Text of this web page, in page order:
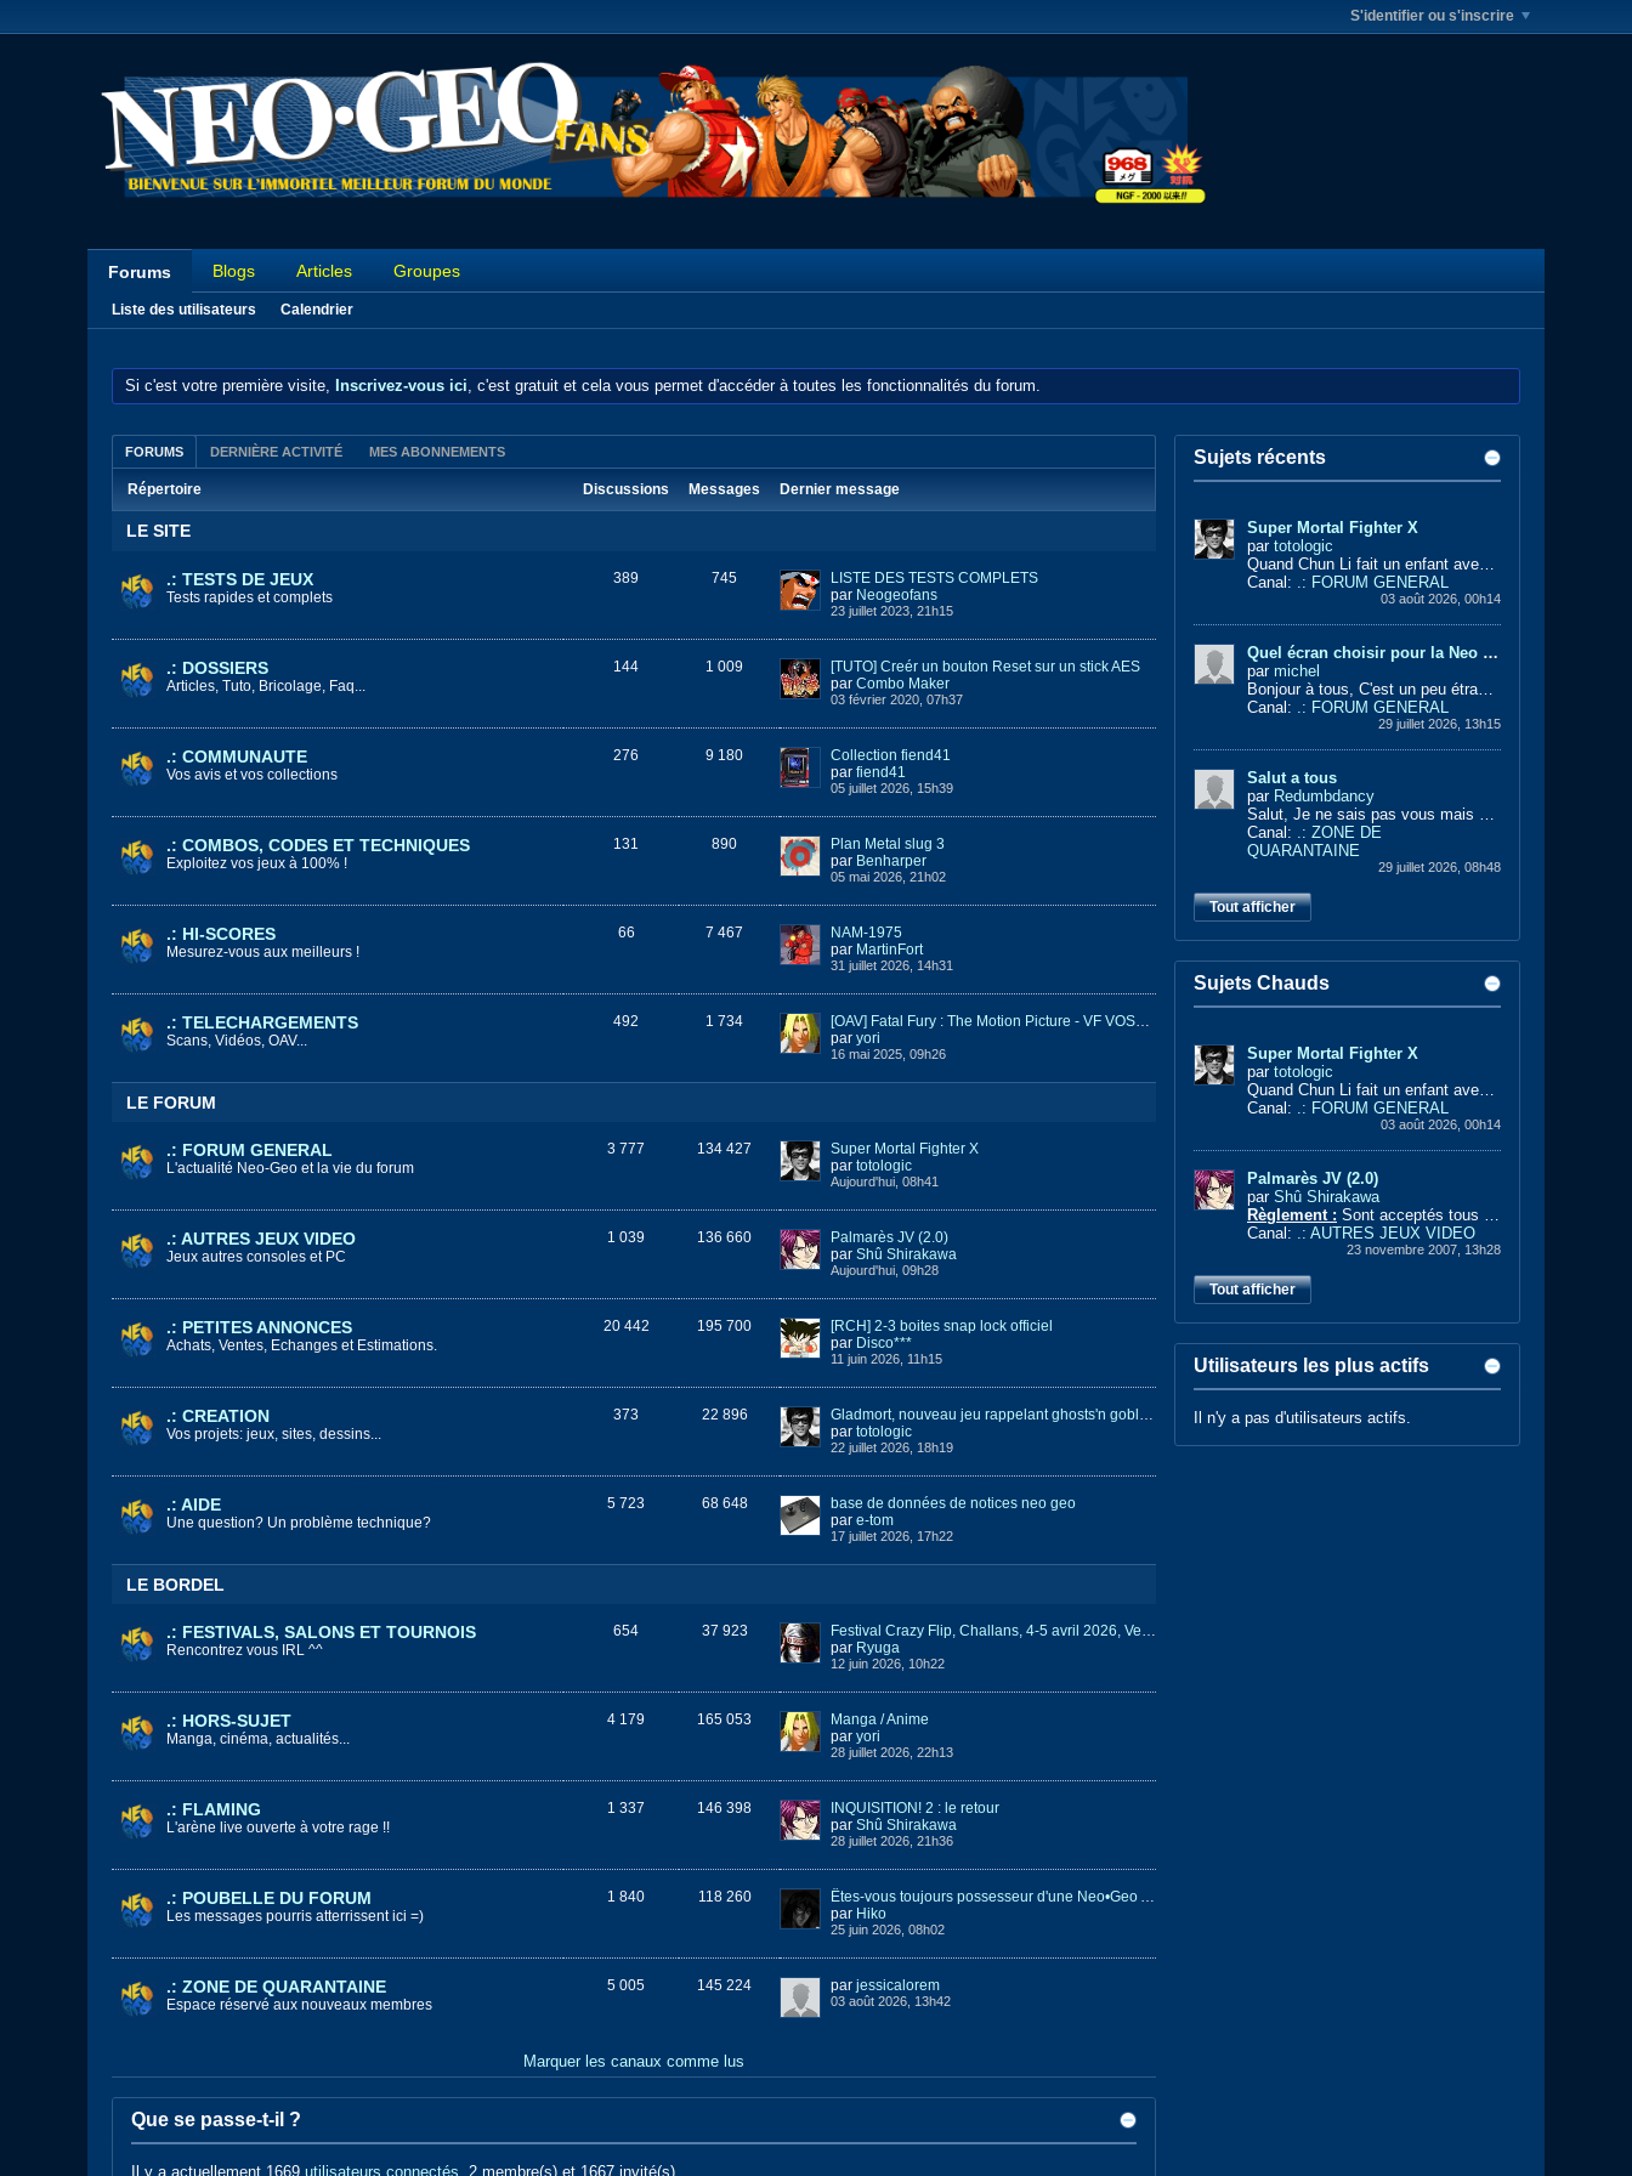
S'identifier ou s'inscrire
Forums Blogs Articles Groupes
Liste des utilisateurs Calendrier
Si c'est votre première visite, Inscrivez-vous ici, c'est gratuit et cela vous permet d'accéder à toutes les fonctionnalités du forum.
FORUMS DERNIÈRE ACTIVITÉ MES ABONNEMENTS
Répertoire Discussions Messages Dernier message
LE SITE
.: TESTS DE JEUX
Tests rapides et complets
389 745
LISTE DES TESTS COMPLETS
par Neogeofans
23 juillet 2023, 21h15
.: DOSSIERS
Articles, Tuto, Bricolage, Faq...
144 1 009
[TUTO] Creér un bouton Reset sur un stick AES
par Combo Maker
03 février 2020, 07h37
.: COMMUNAUTE
Vos avis et vos collections
276 9 180
Collection fiend41
par fiend41
05 juillet 2026, 15h39
.: COMBOS, CODES ET TECHNIQUES
Exploitez vos jeux à 100% !
131 890
Plan Metal slug 3
par Benharper
05 mai 2026, 21h02
.: HI-SCORES
Mesurez-vous aux meilleurs !
66 7 467
NAM-1975
par MartinFort
31 juillet 2026, 14h31
.: TELECHARGEMENTS
Scans, Vidéos, OAV...
492 1 734
[OAV] Fatal Fury : The Motion Picture - VF VOSTF- 1h36min - 727,6 Mo
par yori
16 mai 2025, 09h26
LE FORUM
.: FORUM GENERAL
L'actualité Neo-Geo et la vie du forum
3 777 134 427
Super Mortal Fighter X
par totologic
Aujourd'hui, 08h41
.: AUTRES JEUX VIDEO
Jeux autres consoles et PC
1 039 136 660
Palmarès JV (2.0)
par Shû Shirakawa
Aujourd'hui, 09h28
.: PETITES ANNONCES
Achats, Ventes, Echanges et Estimations.
20 442 195 700
[RCH] 2-3 boites snap lock officiel
par Disco***
11 juin 2026, 11h15
.: CREATION
Vos projets: jeux, sites, dessins...
373 22 896
Gladmort, nouveau jeu rappelant ghosts'n goblins de Chipsonsteroids
par totologic
22 juillet 2026, 18h19
.: AIDE
Une question? Un problème technique?
5 723 68 648
base de données de notices neo geo
par e-tom
17 juillet 2026, 17h22
LE BORDEL
.: FESTIVALS, SALONS ET TOURNOIS
Rencontrez vous IRL ^^
654 37 923
Festival Crazy Flip, Challans, 4-5 avril 2026, Vendée.
par Ryuga
12 juin 2026, 10h22
.: HORS-SUJET
Manga, cinéma, actualités...
4 179 165 053
Manga / Anime
par yori
28 juillet 2026, 22h13
.: FLAMING
L'arène live ouverte à votre rage !!
1 337 146 398
INQUISITION! 2 : le retour
par Shû Shirakawa
28 juillet 2026, 21h36
.: POUBELLE DU FORUM
Les messages pourris atterrissent ici =)
1 840 118 260
Êtes-vous toujours possesseur d'une Neo•Geo AES ?
par Hiko
25 juin 2026, 08h02
.: ZONE DE QUARANTAINE
Espace réservé aux nouveaux membres
5 005 145 224 par jessicalorem
03 août 2026, 13h42
Marquer les canaux comme lus
Que se passe-t-il ?
Il y a actuellement 1669 utilisateurs connectés . 2 membre(s) et 1667 invité(s).
Sujets récents
Super Mortal Fighter X
par totologic
Quand Chun Li fait un enfant avec Sub Zero ça donne ça !!
Canal: .: FORUM GENERAL
03 août 2026, 00h14
Quel écran choisir pour la Neo Geo AES+ ?
par michel
Bonjour à tous, C'est un peu étrange pour moi de poster ici car ça doit faire presque 20 ans depuis mon dernier message. Je très suis...
Canal: .: FORUM GENERAL
29 juillet 2026, 13h15
Salut a tous
par Redumbdancy
Salut, Je ne sais pas vous mais moi la série des metal slug m'a vraiment marqué ! Que se soit les graphismes, les musiques, les persos,...
Canal: .: ZONE DE
QUARANTAINE
29 juillet 2026, 08h48
Tout afficher
Sujets Chauds
Super Mortal Fighter X
par totologic
Quand Chun Li fait un enfant avec Sub Zero ça donne ça !!
Canal: .: FORUM GENERAL
03 août 2026, 00h14
Palmarès JV (2.0)
par Shû Shirakawa
Règlement : Sont acceptés tous les jeux, sans distinction de genre. En revanche, seuls ceux terminés depuis l'ouverture de ce sujet sont pris en com...
Canal: .: AUTRES JEUX VIDEO
23 novembre 2007, 13h28
Tout afficher
Utilisateurs les plus actifs
Il n'y a pas d'utilisateurs actifs.